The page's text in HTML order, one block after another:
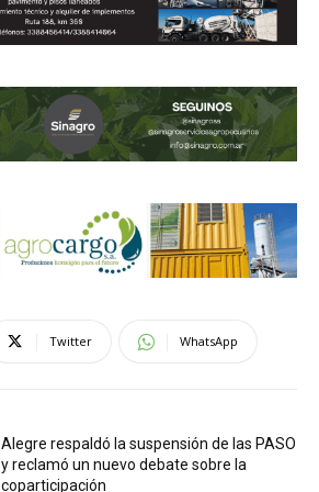
Twitter WhatsApp
Alegre respaldó la suspensión de las PASO
y reclamó un nuevo debate sobre la
coparticipación